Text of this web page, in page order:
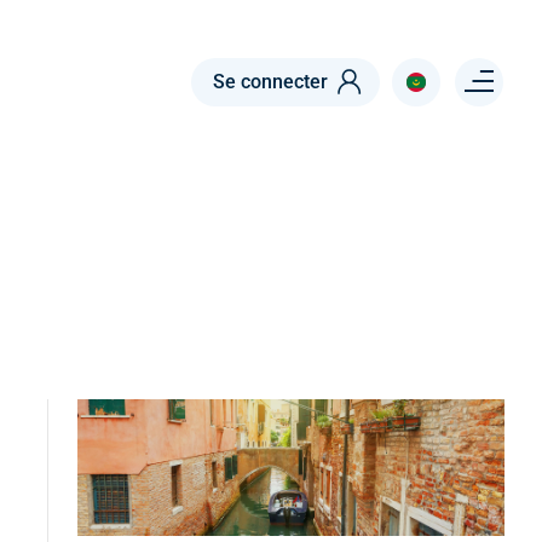
Se connecter Menu right